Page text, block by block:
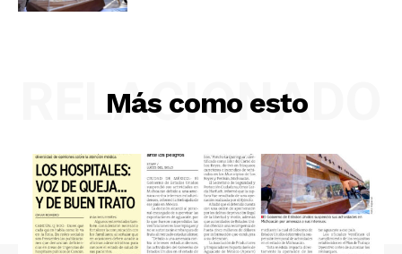
Más como esto
RELACIONADO